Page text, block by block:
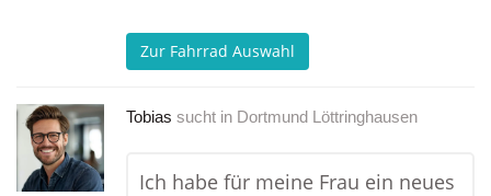
Zur Fahrrad Auswahl
Tobias sucht in Dortmund Löttringhausen
Ich habe für meine Frau ein neues